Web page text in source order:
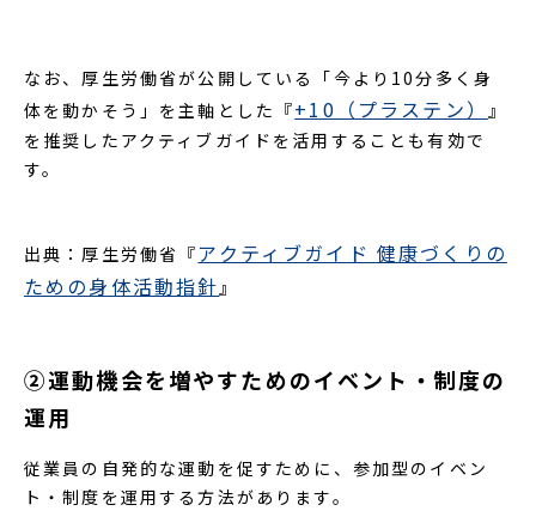
なお、厚生労働省が公開している「今より10分多く身
体を動かそう」を主軸とした『+10（プラステン）
』
を推奨したアクティブガイドを活用することも有効で
す。
出典：厚生労働省『アクティブガイド 健康づくりの
ための身体活動指針』
②運動機会を増やすためのイベント・制度の
運用
従業員の自発的な運動を促すために、参加型のイベン
ト・制度を運用する方法があります。